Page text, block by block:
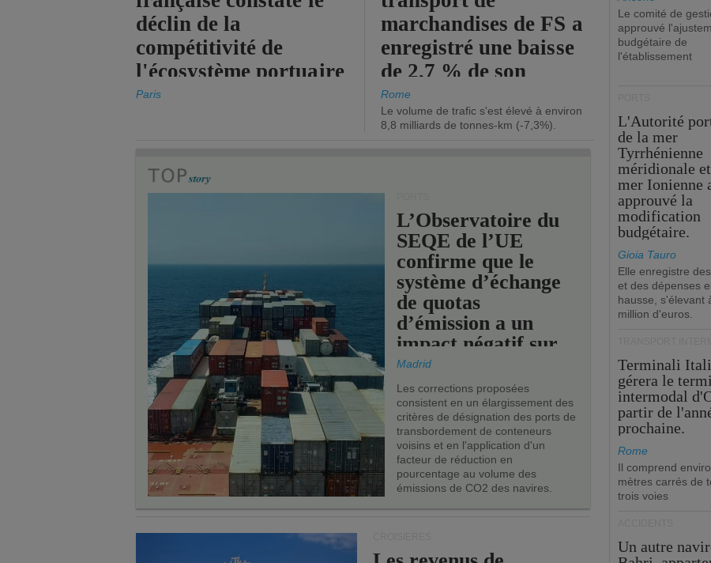
déclin de la
compétitivité de
l'écosystème portuaire
de l'État.
Paris
marchandises de FS a
enregistré une baisse
de 2,7 % de son
chiffre d'affaires
opérationnel.
Rome
Le volume de trafic s'est élevé à environ
8,8 milliards de tonnes-km (-7,3%).
L’Observatoire du
SEQE de l’UE
confirme que le
système d’échange
de quotas
d’émission a un
impact négatif sur
les ports de l’UE.
Madrid
Les corrections proposées
consistent en un élargissement des
critères de désignation des ports de
transbordement de conteneurs
voisins et en l'application d'un
facteur de réduction en
pourcentage au volume des
émissions de CO2 des navires.
Le comité de
approuvé
budgétaire de
l'établissement
L'Autorité
de la mer
Tyrrhénienne
méridionale
mer Ionienne
approuvé la
modification
budgétaire.
Gioia Tauro
Elle enregistre
et des dépenses
hausse, s'élevant
million d'euros.
Terminali
gérera le
intermodal
partir de
prochaine.
Rome
Il comprend
mètres carrés de
trois voies
Un autre